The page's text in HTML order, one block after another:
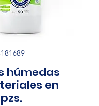
húmedas
en